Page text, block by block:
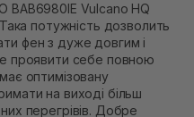
го Липня, 15
і Гудачека 23 (ТЦ
BAB6980IE Vulcano HQ
потужність дозволить
фен з дуже довгим і
проявити себе повною
оптимізовану
на виході більш
перегрівів. Добре